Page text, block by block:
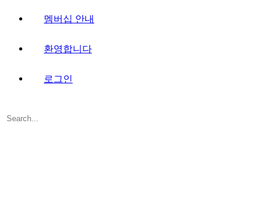
멤버십 안내
환영합니다
로그인
Search